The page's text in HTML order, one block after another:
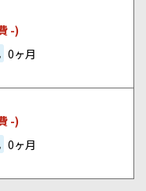
-)
0ヶ月
-)
0ヶ月